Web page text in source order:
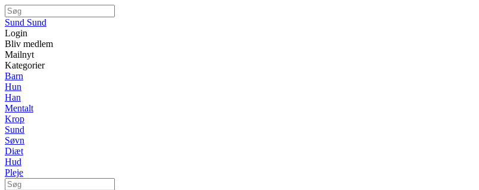
Sund Sund
Login
Bliv medlem
Mailnyt
Kategorier
Barn
Hun
Han
Mentalt
Krop
Sund
Søvn
Diæt
Hud
Pleje